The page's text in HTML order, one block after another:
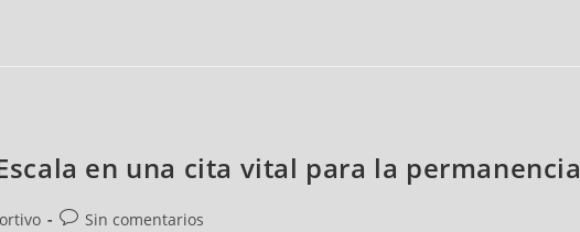
en una cita vital para la permanencia
Sin comentarios